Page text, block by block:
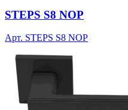
STEPS S8 NOP
Арт. STEPS S8 NOP